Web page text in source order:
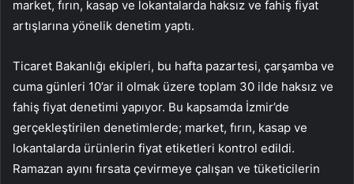
market, fırın, kasap ve lokantalarda haksız ve fahiş fiyat
artışlarına yönelik denetim yaptı.
Ticaret Bakanlığı ekipleri, bu hafta pazartesi, çarşamba ve
cuma günleri 10’ar il olmak üzere toplam 30 ilde haksız ve
fahiş fiyat denetimi yapıyor. Bu kapsamda İzmir’de
gerçekleştirilen denetimlerde; market, fırın, kasap ve
lokantalarda ürünlerin fiyat etiketleri kontrol edildi.
Ramazan ayını fırsata çevirmeye çalışan ve tüketicilerin